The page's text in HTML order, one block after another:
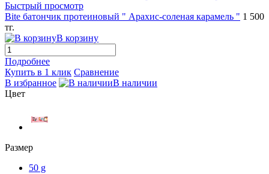
Быстрый просмотр
Bite батончик протеиновый " Арахис-соленая карамель " 1 500
тг.
В корзину
Подробнее
Купить в 1 клик Сравнение
В избранное
В наличии
Цвет
Размер
50 g